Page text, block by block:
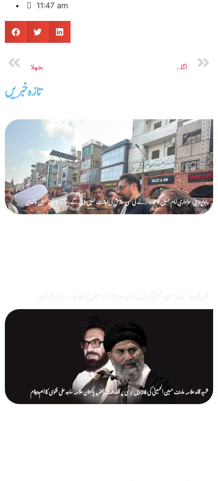
تازه خبریں
راولپنڈی: عزاداریِ امام حسینؑ کو محدود کرنے کی کسی سازش کی اجازت نہیں دیں گے، علامہ عارف حسین واحدی
شہید قائد علامہ عارف حسین الحسینیؒ کی 38ویں برسی پر قائد ملت جعفریہ پاکستان علامہ ساجد علی نقوی کا اہم پیغام
11:47 am
پچھلا اگلے